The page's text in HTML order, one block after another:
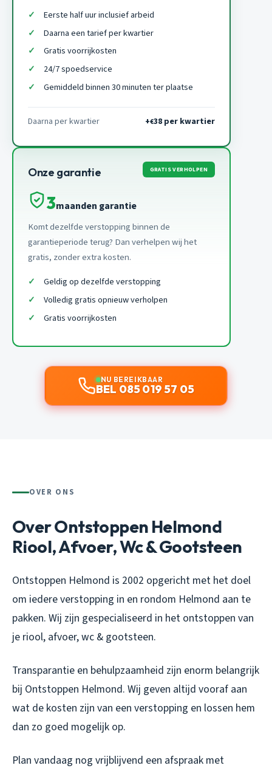
Eerste half uur inclusief arbeid
Daarna een tarief per kwartier
Gratis voorrijkosten
24/7 spoedservice
Gemiddeld binnen 30 minuten ter plaatse
Daarna per kwartier +€38 per kwartier
Onze garantie GRATIS VERHOLPEN
3maanden garantie
Komt dezelfde verstopping binnen de
garantieperiode terug? Dan verhelpen wij het
gratis, zonder extra kosten.
Geldig op dezelfde verstopping
Volledig gratis opnieuw verholpen
Gratis voorrijkosten
NU BEREIKBAAR
BEL 085 019 57 05
OVER ONS
Over Ontstoppen Helmond
Riool, Afvoer, Wc & Gootsteen
Ontstoppen Helmond is 2002 opgericht met het doel
om iedere verstopping in en rondom Helmond aan te
pakken. Wij zijn gespecialiseerd in het ontstoppen van
je riool, afvoer, wc & gootsteen.
Transparantie en behulpzaamheid zijn enorm belangrijk
bij Ontstoppen Helmond. Wij geven altijd vooraf aan
wat de kosten zijn van een verstopping en lossen hem
dan zo goed mogelijk op.
Plan vandaag nog vrijblijvend een afspraak met